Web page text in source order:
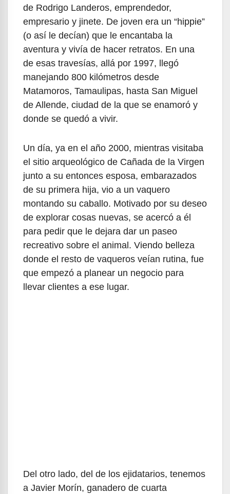
de Rodrigo Landeros, emprendedor,
empresario y jinete. De joven era un “hippie”
(o así le decían) que le encantaba la
aventura y vivía de hacer retratos. En una
de esas travesías, allá por 1997, llegó
manejando 800 kilómetros desde
Matamoros, Tamaulipas, hasta San Miguel
de Allende, ciudad de la que se enamoró y
donde se quedó a vivir.
Un día, ya en el año 2000, mientras visitaba
el sitio arqueológico de Cañada de la Virgen
junto a su entonces esposa, embarazados
de su primera hija, vio a un vaquero
montando su caballo. Motivado por su deseo
de explorar cosas nuevas, se acercó a él
para pedir que le dejara dar un paseo
recreativo sobre el animal. Viendo belleza
donde el resto de vaqueros veían rutina, fue
que empezó a planear un negocio para
llevar clientes a ese lugar.
Del otro lado, del de los ejidatarios, tenemos
a Javier Morín, ganadero de cuarta